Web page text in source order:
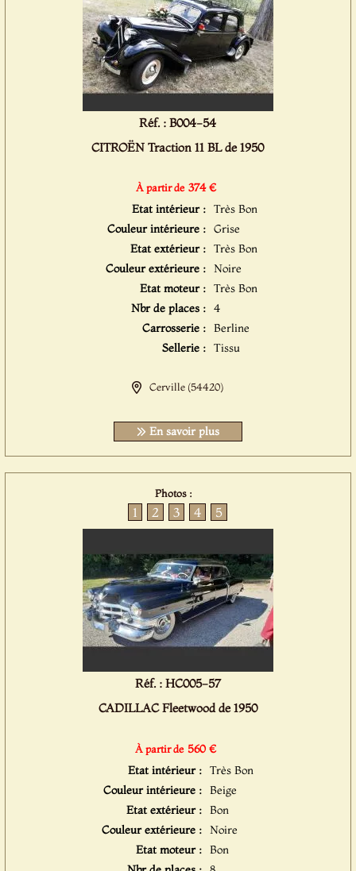
Réf. : B004-54
CITROËN Traction 11 BL de 1950
À partir de 374 €
Etat intérieur : Très Bon
Couleur intérieure : Grise
Etat extérieur : Très Bon
Couleur extérieure : Noire
Etat moteur : Très Bon
Nbr de places : 4
Carrosserie : Berline
Sellerie : Tissu
Cerville (54420)
En savoir plus
Photos :
1 2 3 4 5
Réf. : HC005-57
CADILLAC Fleetwood de 1950
À partir de 560 €
Etat intérieur : Très Bon
Couleur intérieure : Beige
Etat extérieur : Bon
Couleur extérieure : Noire
Etat moteur : Bon